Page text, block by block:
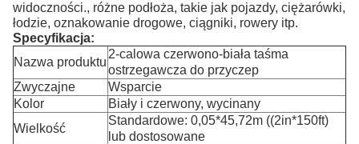
widoczności., różne podłoża, takie jak pojazdy, ciężarówki,
łodzie, oznakowanie drogowe, ciągniki, rowery itp.
Specyfikacja:
Nazwa produktu
2-calowa czerwono-biała taśma
ostrzegawcza do przyczep
Zwyczajne
Wsparcie
Kolor
Biały i czerwony, wycinany
Wielkość
Standardowe: 0,05*45,72m ((2in*150ft)
lub dostosowane